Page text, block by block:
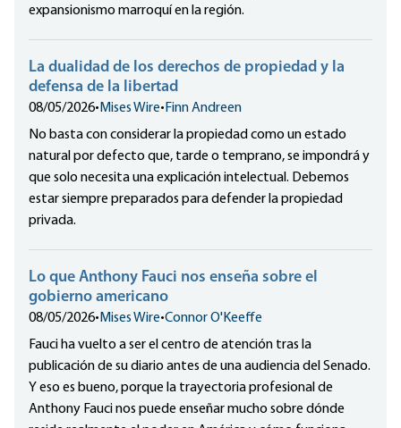
expansionismo marroquí en la región.
La dualidad de los derechos de propiedad y la
defensa de la libertad
08/05/2026• Mises Wire• Finn Andreen
No basta con considerar la propiedad como un estado
natural por defecto que, tarde o temprano, se impondrá y
que solo necesita una explicación intelectual. Debemos
estar siempre preparados para defender la propiedad
privada.
Lo que Anthony Fauci nos enseña sobre el
gobierno americano
08/05/2026• Mises Wire•Connor O'Keeffe
Fauci ha vuelto a ser el centro de atención tras la
publicación de su diario antes de una audiencia del Senado.
Y eso es bueno, porque la trayectoria profesional de
Anthony Fauci nos puede enseñar mucho sobre dónde